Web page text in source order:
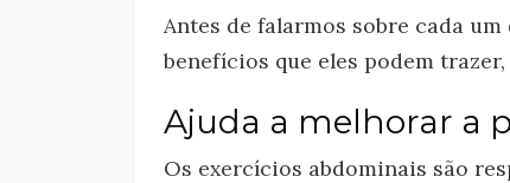
Antes de falarmos sobre cada
benefícios que eles podem trazer,
Ajuda a melhorar a
Os exercícios abdominais são